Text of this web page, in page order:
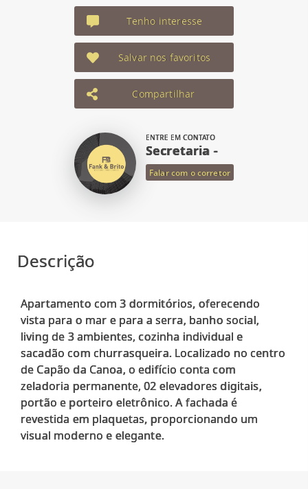
Tenho interesse
Salvar nos favoritos
Compartilhar
ENTRE EM CONTATO
Secretaria -
Falar com o corretor
Descrição
Apartamento com 3 dormitórios, oferecendo
vista para o mar e para a serra, banho social,
living de 3 ambientes, cozinha individual e
sacadão com churrasqueira. Localizado no centro
de Capão da Canoa, o edifício conta com
zeladoria permanente, 02 elevadores digitais,
portão e porteiro eletrônico. A fachada é
revestida em plaquetas, proporcionando um
visual moderno e elegante.